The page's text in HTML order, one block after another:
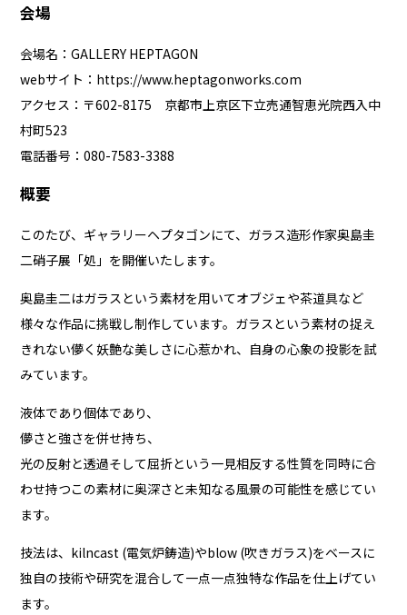
会場
会場名：GALLERY HEPTAGON
webサイト： https://www.heptagonworks.com
アクセス：〒602-8175 京都市上京区下立売通智恵光院西入中
村町523
電話番号：080-7583-3388
概要
このたび、ギャラリーヘプタゴンにて、ガラス造形作家奥島圭
二硝子展「処」を開催いたします。
奥島圭二はガラスという素材を用いてオブジェや茶道具など
様々な作品に挑戦し制作しています。ガラスという素材の捉え
きれない儚く妖艶な美しさに心惹かれ、自身の心象の投影を試
みています。
液体であり個体であり、
儚さと強さを併せ持ち、
光の反射と透過そして屈折という一見相反する性質を同時に合
わせ持つこの素材に奥深さと未知なる風景の可能性を感じてい
ます。
技法は、kilncast (電気炉鋳造)やblow (吹きガラス)をベースに
独自の技術や研究を混合して一点一点独特な作品を仕上げてい
ます。